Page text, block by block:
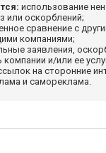
использование
или оскорблений;
сравнение с
компаниями;
заявления,
компании и/или ее
на сторонние
и самореклама.